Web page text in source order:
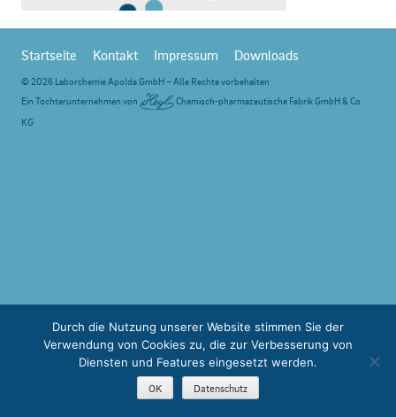
Startseite Kontakt Impressum Downloads
© 2026 Laborchemie Apolda GmbH – Alle Rechte vorbehalten
Ein Tochterunternehmen von
Chemisch-pharmazeutische Fabrik GmbH & Co.
KG
Durch die Nutzung unserer Website stimmen Sie der
Verwendung von Cookies zu, die zur Verbesserung von
Diensten und Features eingesetzt werden.
OK Datenschutz